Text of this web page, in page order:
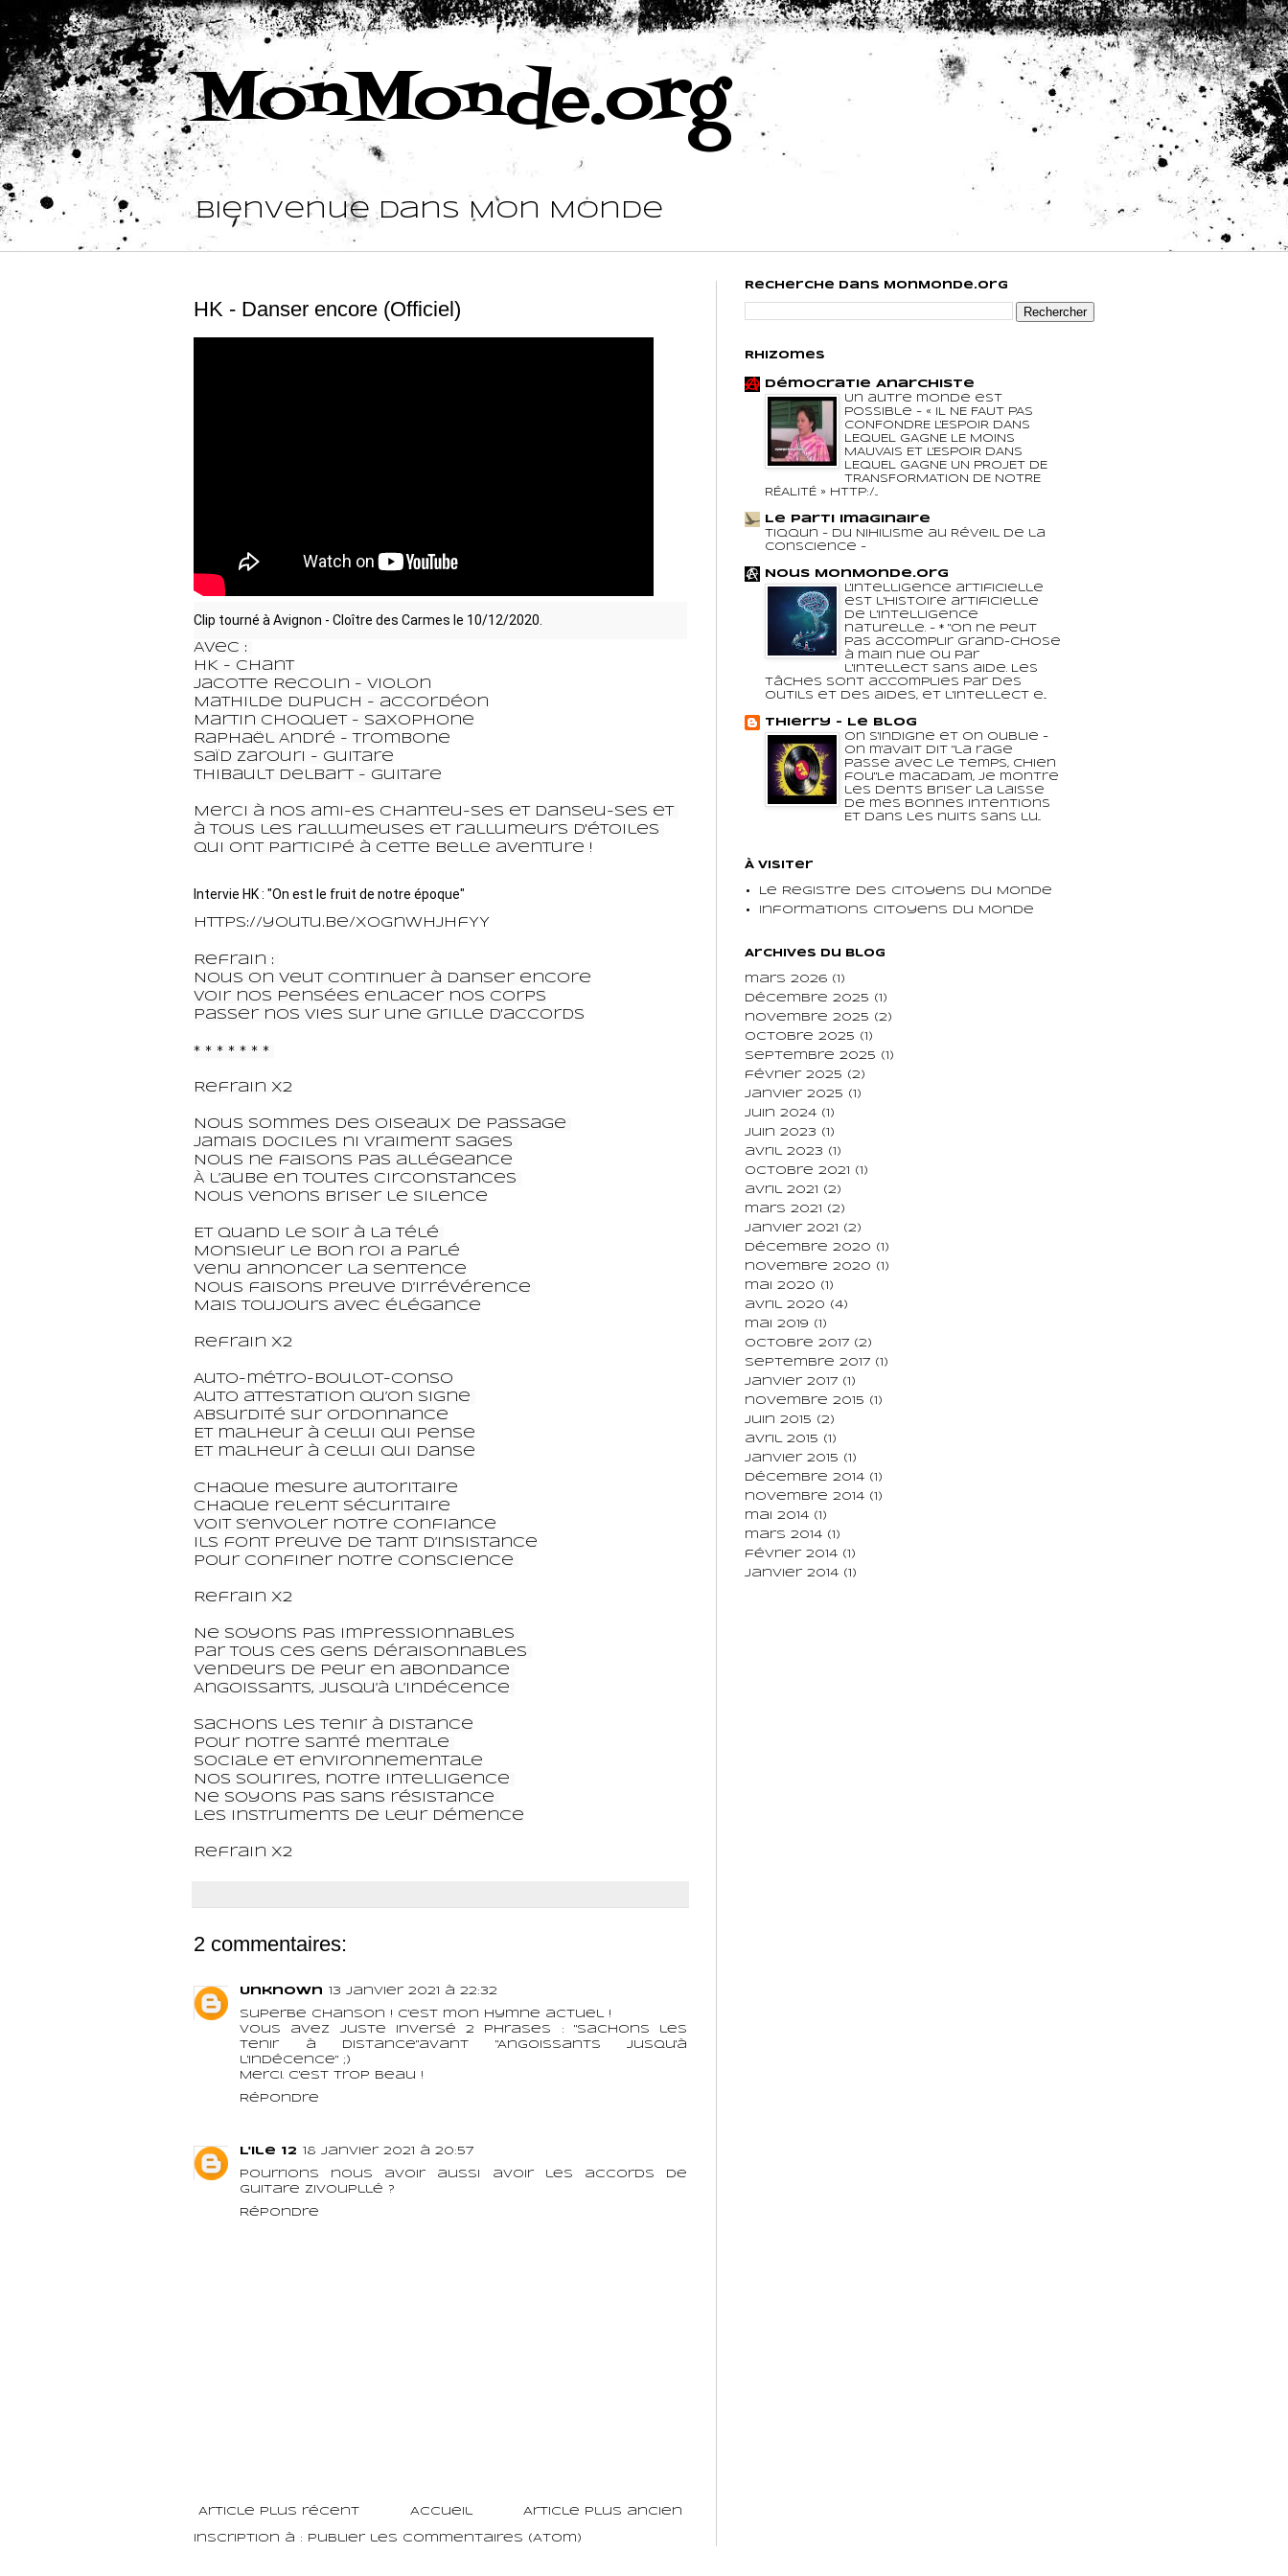
MonMonde.org
Bienvenue dans Mon Monde
HK - Danser encore (Officiel)
Clip tourné à Avignon - Cloître des Carmes le 10/12/2020.
Avec :
HK - Chant
Jacotte Recolin - Violon
Mathilde Dupuch - accordéon
Martin Choquet - saxophone
Raphaël André - trombone
Saïd Zarouri - guitare
Thibault Delbart - guitare
Merci à nos ami-es chanteu-ses et danseu-ses et
à tous les rallumeuses et rallumeurs d'étoiles
Intervie HK : "On est le fruit de notre époque"
https://youtu.be/xognWHJHfYY
Refrain :
Nous on veut continuer à danser encore
Voir nos pensées enlacer nos corps
Passer nos vies sur une grille d'accords
* * * * * * *
Refrain x2
Nous sommes des oiseaux de passage
Jamais dociles ni vraiment sages
Nous ne faisons pas allégeance
À l’aube en toutes circonstances
Nous venons briser le silence
Et quand le soir à la télé
Monsieur le bon roi a parlé
Venu annoncer la sentence
Nous faisons preuve d’irrévérence
Mais toujours avec élégance
Refrain x2
Auto-métro-boulot-conso
Auto attestation qu’on signe
Absurdité sur ordonnance
Et malheur à celui qui pense
Et malheur à celui qui danse
Chaque mesure autoritaire
Chaque relent sécuritaire
Voit s’envoler notre confiance
Ils font preuve de tant d’insistance
Pour confiner notre conscience
Refrain x2
Ne soyons pas impressionnables
Par tous ces gens déraisonnables
Vendeurs de peur en abondance
Angoissants, jusqu’à l’indécence
Sachons les tenir à distance
Pour notre santé mentale
Sociale et environnementale
Nos sourires, notre intelligence
Ne soyons pas sans résistance
Les instruments de leur démence
Refrain x2
2 commentaires:
Unknown 13 janvier 2021 à 22:32
Superbe chanson ! C'est mon hymne actuel !
Vous avez juste inversé 2 phrases : "Sachons les
tenir à distance"avant "Angoissants jusqu'à
l'indécence" ;)
Merci. C'est trop beau !
Répondre
L'ile 12 18 janvier 2021 à 20:57
Pourrions nous avoir aussi avoir les accords de
guitare zivoupllé ?
Répondre
Article plus récent Article plus ancien
Accueil
Inscription à : Publier les commentaires (Atom)
Recherche dans MonMonde.org
Rhizomes
Démocratie Anarchiste
Un autre monde est
possible - « IL NE FAUT PAS
CONFONDRE L'ESPOIR DANS
LEQUEL GAGNE LE MOINS
MAUVAIS ET L'ESPOIR DANS
LEQUEL GAGNE UN PROJET DE
TRANSFORMATION DE NOTRE
RÉALITÉ » http:/...
Le Parti Imaginaire
Tiqqun - Du Nihilisme au Réveil de la
Conscience -
Nous MonMonde.org
L'intelligence artificielle
est l'histoire artificielle
de l'intelligence
naturelle. - * "On ne peut
pas accomplir grand-chose
à main nue ou par
l'intellect sans aide. Les
tâches sont accomplies par des
outils et des aides, et l'intellect e...
Thierry - Le Blog
On s'indigne et on oublie -
On m'avait dit "la rage
passe avec le temps, chien
fou"Le macadam, je montre
les dents Briser la laisse
de mes bonnes intentions
Et dans les nuits sans lu...
À Visiter
Le Registre des Citoyens du Monde
Informations Citoyens du Monde
Archives du blog
mars 2026 (1)
décembre 2025 (1)
novembre 2025 (2)
octobre 2025 (1)
septembre 2025 (1)
février 2025 (2)
janvier 2025 (1)
juin 2024 (1)
juin 2023 (1)
avril 2023 (1)
octobre 2021
(1)
avril 2021
(2)
mars 2021
(2)
janvier 2021
(2)
décembre 2020 (1)
novembre 2020 (1)
mai 2020 (1)
avril 2020 (4)
mai 2019 (1)
octobre 2017 (2)
septembre 2017 (1)
janvier 2017 (1)
novembre 2015 (1)
juin 2015 (2)
avril 2015 (1)
janvier 2015 (1)
décembre 2014 (1)
novembre 2014 (1)
mai 2014 (1)
mars 2014 (1)
février 2014 (1)
janvier 2014 (1)